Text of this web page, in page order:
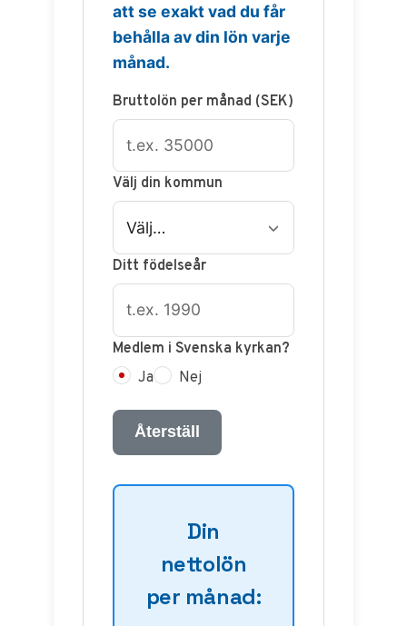
att se exakt vad du får
behålla av din lön varje
månad.
Bruttolön per månad (SEK)
Välj din kommun
Ditt födelseår
Medlem i Svenska kyrkan?
Ja
Nej
Återställ
Din
nettolön
per månad: